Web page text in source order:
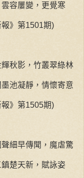
容屢變，更覺寒
》第1501期)
秋影，竹叢翠綠林
池凝靜，情懷寄意
》第1505期)
細早傳聞，魔虐驚
楚天新，賦詠姿